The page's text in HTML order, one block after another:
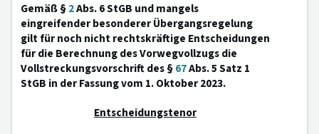
Gemäß §2Abs. 6 StGB und mangels
eingreifender besonderer Übergangsregelung
gilt für noch nicht rechtskräftige Entscheidungen
für die Berechnung des Vorwegvollzugs die
Vollstreckungsvorschrift des §67Abs. 5 Satz 1
StGB in der Fassung vom 1. Oktober 2023.
Entscheidungstenor